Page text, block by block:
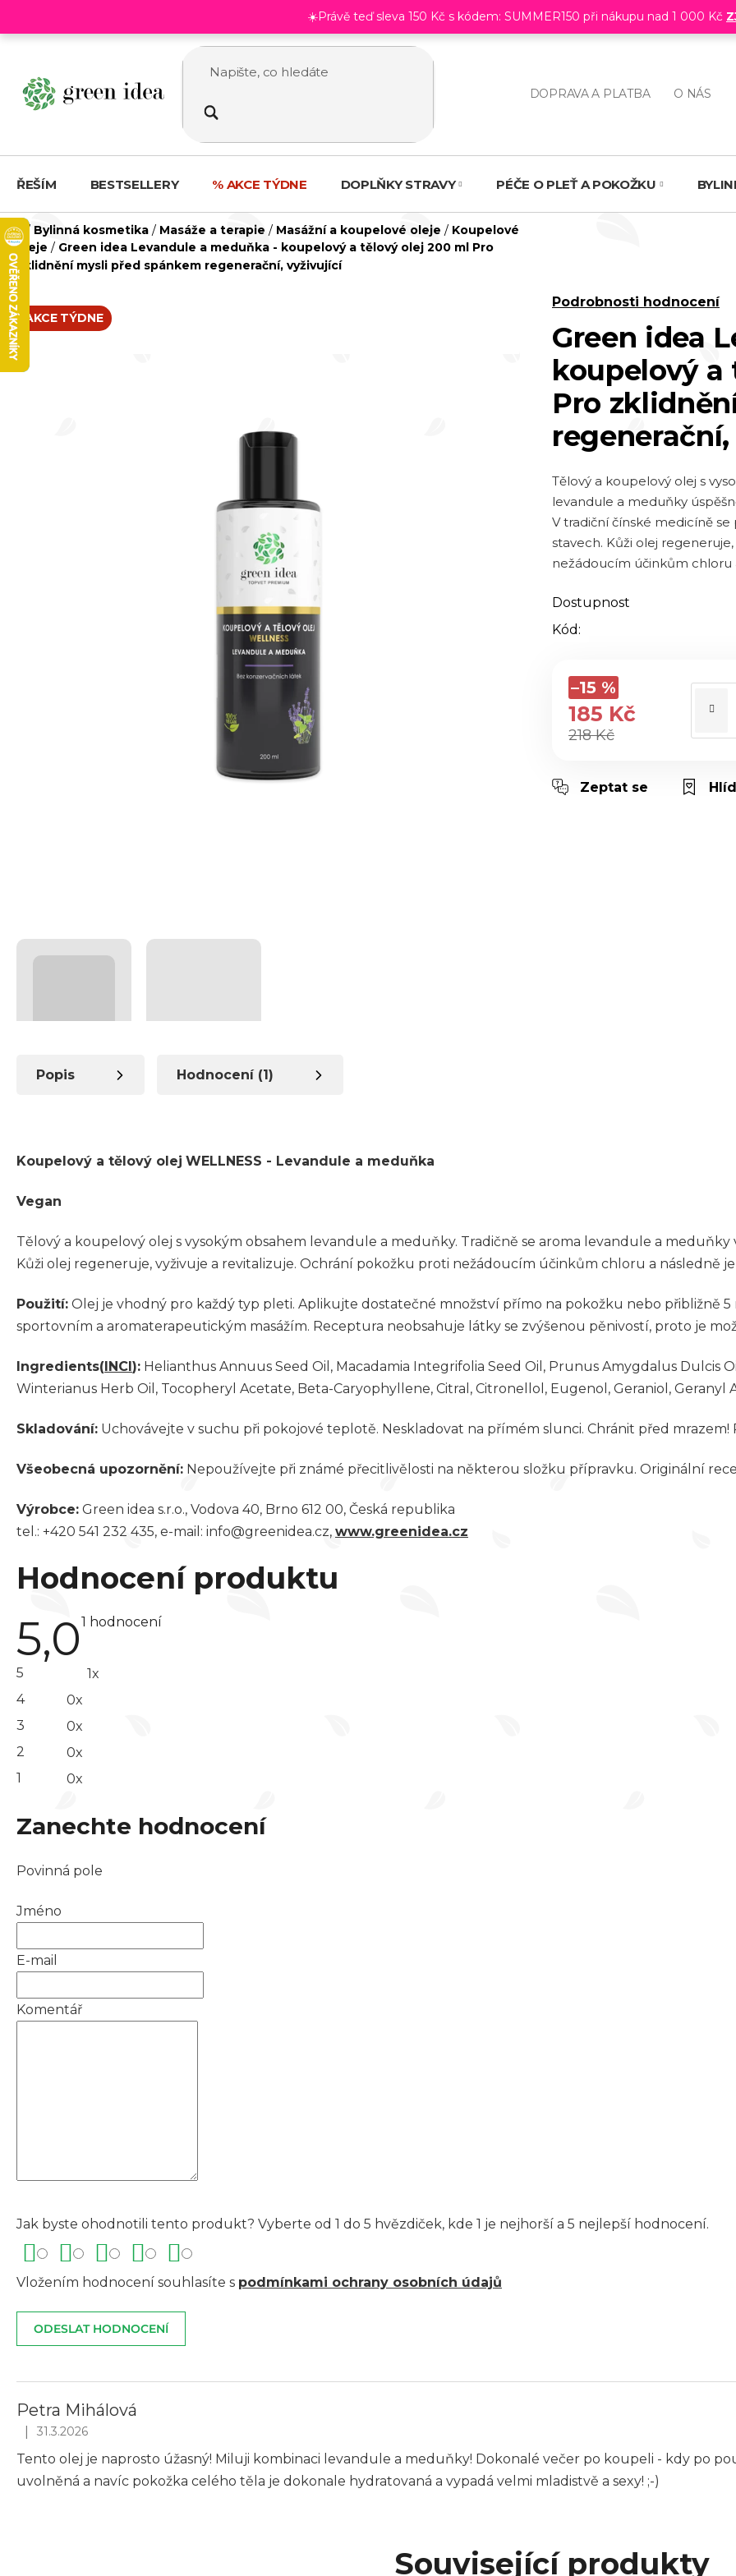
☀️Právě teď sleva 150 Kč s kódem: SUMMER150 při nákupu nad 1 000 Kč
DOPRAVA A PLATBA O NÁS
ŘEŠÍM BESTSELLERY % AKCE TÝDNE DOPLŇKY STRAVY PÉČE O PLEŤ A POKOŽKU
Domů
/ Bylinná kosmetika / Masáže a terapie / Masážní a koupelové oleje / Koupelové
oleje / Green idea Levandule a meduňka - koupelový a tělový olej 200 ml Pro
zklidnění mysli před spánkem regenerační, vyživující
Green idea
koupelový a
Pro
Průměrné
produktu
je
5,0
z 5
hvězdiček.
Podrobnosti hodnocení
Tělový a koupelový olej s
levandule a meduňky
V tradiční čínské medicíně
stavech. Kůži olej
nežádoucím účinkům chloru
Dostupnost
Kód:
218 Kč
–15 %
185 Kč
Měrná cena:
Zeptat se
AKCE TÝDNE
Popis Hodnocení (1)
Koupelový a tělový olej WELLNESS - Levandule a meduňka
Vegan
Tělový a koupelový olej s vysokým obsahem levandule a meduňky. Tradičně se aroma levandule a
Kůži olej regeneruje, vyživuje a revitalizuje. Ochrání pokožku proti nežádoucím účinkům chloru a následně
Použití: Olej je vhodný pro každý typ pleti. Aplikujte dostatečné množství přímo na pokožku nebo přibližně
sportovním a aromaterapeutickým masážím. Receptura neobsahuje látky se zvýšenou pěnivostí, proto je
Ingredients(INCI): Helianthus Annuus Seed Oil, Macadamia Integrifolia Seed Oil, Prunus Amygdalus Dulcis
Winterianus Herb Oil, Tocopheryl Acetate, Beta-Caryophyllene, Citral, Citronellol, Eugenol, Geraniol, Geranyl
Skladování: Uchovávejte v suchu při pokojové teplotě. Neskladovat na přímém slunci. Chránit před
Všeobecná upozornění: Nepoužívejte při známé přecitlivělosti na některou složku přípravku. Originální
Výrobce: Green idea s.r.o., Vodova 40, Brno 612 00, Česká republika
tel.: +420 541 232 435, e-mail: info@greenidea.cz, www.greenidea.cz
Hodnocení produktu
5,0Průměrné
5,0
hvězdiček.
1 hodnocení
5
1x
4
0x
3
0x
2
0x
1
0x
Zanechte hodnocení
Povinná pole
Jméno
E-mail
Komentář
Jak byste ohodnotili tento produkt? Vyberte od 1 do 5 hvězdiček, kde 1 je nejhorší a 5 nejlepší hodnocení.
Vložením hodnocení souhlasíte s podmínkami ochrany osobních údajů
ODESLAT HODNOCENÍ
V
ý
p
i
s
Petra Mihálová
Hodnocení produktu je 5 z 5 hvězdiček.
31.3.2026
Tento olej je naprosto úžasný! Miluji kombinaci levandule a meduňky! Dokonalé večer po koupeli - kdy po
uvolněná a navíc pokožka celého těla je dokonale hydratovaná a vypadá velmi mladistvě a sexy! ;-)
Související produkty